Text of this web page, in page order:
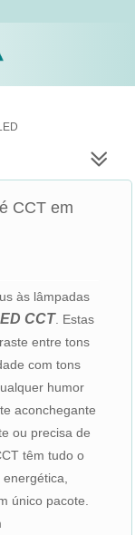
CCT em
às lâmpadas
CCT. Estas
entre tons
com tons
humor
aconchegante
ou precisa de
têm tudo o
único pacote.